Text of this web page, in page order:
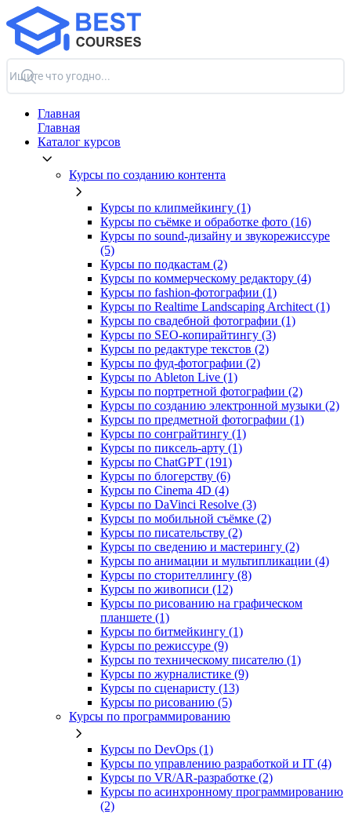
Главная
Главная
Каталог курсов
Курсы по созданию контента
Курсы по клипмейкингу (1)
Курсы по съёмке и обработке фото (16)
Курсы по sound-дизайну и звукорежиссуре
(5)
Курсы по подкастам (2)
Курсы по коммерческому редактору (4)
Курсы по fashion-фотографии (1)
Курсы по Realtime Landscaping Architect (1)
Курсы по свадебной фотографии (1)
Курсы по SEO-копирайтингу (3)
Курсы по редактуре текстов (2)
Курсы по фуд-фотографии (2)
Курсы по Ableton Live (1)
Курсы по портретной фотографии (2)
Курсы по созданию электронной музыки (2)
Курсы по предметной фотографии (1)
Курсы по сонграйтингу (1)
Курсы по пиксель-арту (1)
Курсы по ChatGPT (191)
Курсы по блогерству (6)
Курсы по Cinema 4D (4)
Курсы по DaVinci Resolve (3)
Курсы по мобильной съёмке (2)
Курсы по писательству (2)
Курсы по сведению и мастерингу (2)
Курсы по анимации и мультипликации (4)
Курсы по сторителлингу (8)
Курсы по живописи (12)
Курсы по рисованию на графическом
планшете (1)
Курсы по битмейкингу (1)
Курсы по режиссуре (9)
Курсы по техническому писателю (1)
Курсы по журналистике (9)
Курсы по сценаристу (13)
Курсы по рисованию (5)
Курсы по программированию
Курсы по DevOps (1)
Курсы по управлению разработкой и IT (4)
Курсы по VR/AR‑разработке (2)
Курсы по асинхронному программированию
(2)